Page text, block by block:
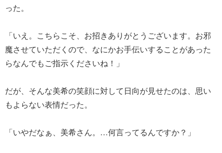
った。
「いえ。こちらこそ、お招きありがとうございます。お邪
魔させていただくので、なにかお手伝いすることがあった
らなんでもご指示くださいね！」
だが、そんな美希の笑顔に対して日向が見せたのは、思い
もよらない表情だった。
「いやだなぁ、美希さん。…何言ってるんですか？」